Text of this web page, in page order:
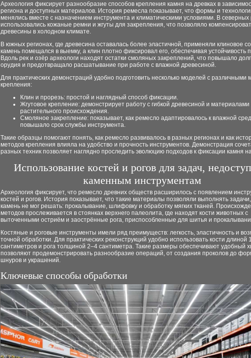
Археология фиксирует разнообразие способов крепления камня на древках в
региона и доступных материалов. История ремесла показывает, что формы и
менялись вместе с назначением инструмента и климатическими условиями. В северных
использовались кожаные ремни и жгуты для закрепления, что позволяло
древесины в холодном климате.
В южных регионах, где древесина оставалась более эластичной, применяли клиновое
камень помещался в выемку, а клин плотно фиксировал его, обеспечивая устойчивость
Вдоль рек и озёр археологи находят остатки смоляных закреплений, что повышало
орудия и предотвращало расшатывание при работе с влажной древесиной.
Для практических демонстраций удобно подготовить несколько моделей с различными
крепления:
Клин и прорезь: простой и наглядный способ фиксации.
Жгутовое крепление: демонстрирует работу с гибкой древесиной и материалами
растительного происхождения.
Смоляное закрепление: показывает, как ремесло адаптировалось к влажной
повышало срок службы инструмента.
Такие образцы помогают понять, как ремесло развивалось в разных регионах и как
методов крепления влияла на удобство и прочность инструментов. Демонстрация
разных техник позволяет наглядно проследить эволюцию подходов к фиксации камня
Использование костей и рогов для задач,
каменным инструментам
Археология фиксирует, что ремесло древних обществ расширилось с появлением
костей и рогов. История показывает, что такие материалы позволяли выполнять
камень не мог решать: прокалывание, шлифовку и обработку мягких тканей.
методов прослеживается в стоянках верхнего палеолита, где находят кости животных с
выточенными остриём и заострённые рога, приспособленные для шитья и
Костяные и роговые инструменты имели ряд преимуществ: легкость, эластичность и
точной обработки. Для практических реконструкций удобно использовать кости длиной
сантиметров и рога толщиной 2–4 сантиметра. Такие размеры обеспечивают удобный
позволяют продемонстрировать разнообразие операций, от создания проколов до
шнуров и украшений.
Ключевые способы обработки